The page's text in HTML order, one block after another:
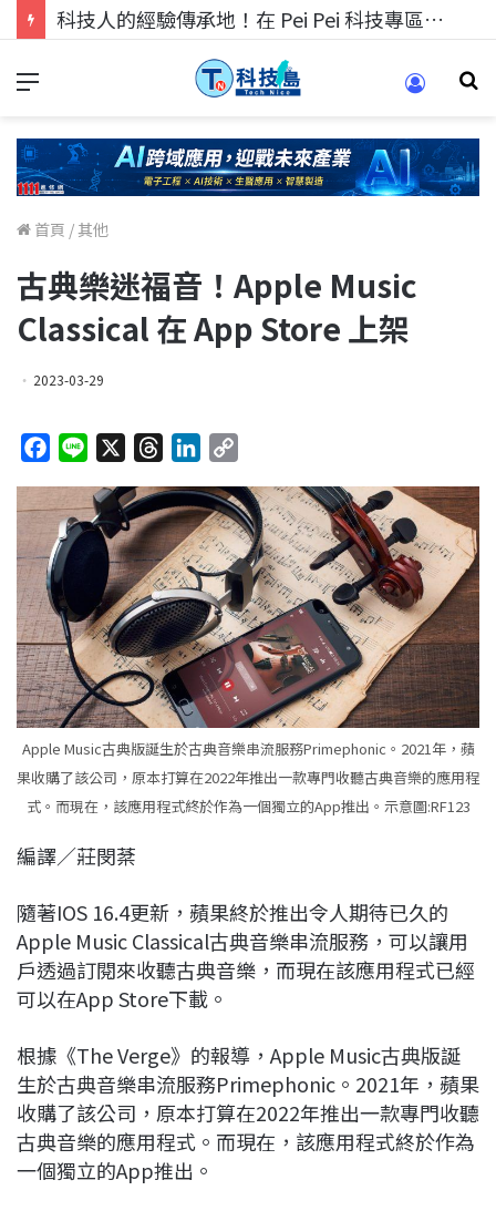
科技人的經驗傳承地！在 Pei Pei 科技專區，與學弟妹交流最硬核的技術
首頁 /其他
古典樂迷福音！Apple Music
Classical 在 App Store 上架
2023-03-29
c
e
b
o
o
k
n
e
r
e
a
d
s
n
k
e
d
I
n
p
y
L
i
n
k
Apple Music古典版誕生於古典音樂串流服務Primephonic。2021年，蘋
果收購了該公司，原本打算在2022年推出一款專門收聽古典音樂的應用程
式。而現在，該應用程式終於作為一個獨立的App推出。示意圖:RF123
編譯／莊閔棻
隨著IOS 16.4更新，蘋果終於推出令人期待已久的
Apple Music Classical古典音樂串流服務，可以讓用
戶透過訂閱來收聽古典音樂，而現在該應用程式已經
可以在App Store下載。
根據《The Verge》的報導，Apple Music古典版誕
生於古典音樂串流服務Primephonic。2021年，蘋果
收購了該公司，原本打算在2022年推出一款專門收聽
古典音樂的應用程式。而現在，該應用程式終於作為
一個獨立的App推出。